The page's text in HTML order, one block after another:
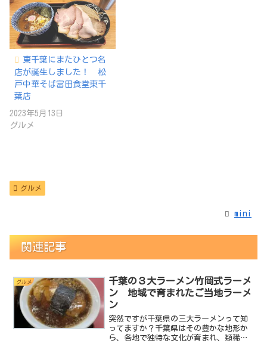
東千葉にまたひとつ名
店が誕生しました！ 松
戸中華そば富田食堂東千
葉店
2023年5月13日
グルメ
グルメ
mini
関連記事
グルメ
千葉の３大ラーメン竹岡式ラーメ
ン 地域で育まれたご当地ラーメ
ン
突然ですが千葉県の三大ラーメンって知
ってますか？千葉県はその豊かな地形か
ら、各地で独特な文化が育まれ、類稀な